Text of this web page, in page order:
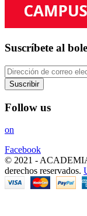
Suscríbete al
Suscribir
Follow us
on
Facebook
© 2021 -
derechos reservados.